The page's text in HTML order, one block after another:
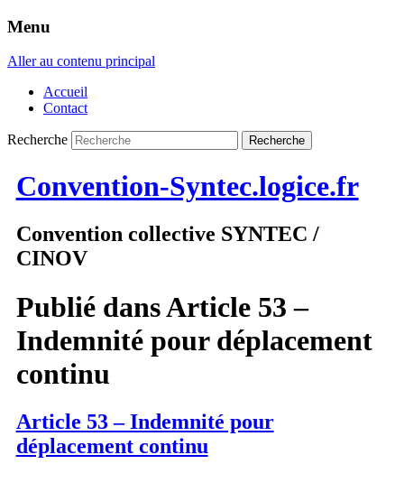
Menu
Aller au contenu principal
Accueil
Contact
Recherche
Convention-Syntec.logice.fr
Convention collective SYNTEC /
CINOV
Publié dansArticle 53 –
Indemnité pour déplacement
continu
Article 53 – Indemnité pour
déplacement continu